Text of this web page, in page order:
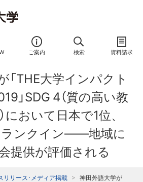
ご案内 検索 資料請求
「THE大学インパクト
」SDG 4（質の高い教
おいて日本で1位、
ンクイン――地域に
提供が評価される
リリース･メディア掲載
神田外語大学が